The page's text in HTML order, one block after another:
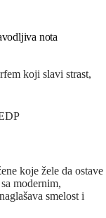
nota
koji slavi strast,
koje žele da ostave
modernim,
smelost i